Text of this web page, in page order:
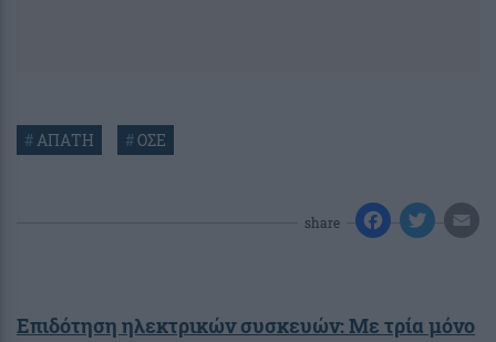
# ΑΠΑΤΗ #ΟΣΕ
share
Επιδότηση ηλεκτρικών συσκευών: Με τρία μόνο